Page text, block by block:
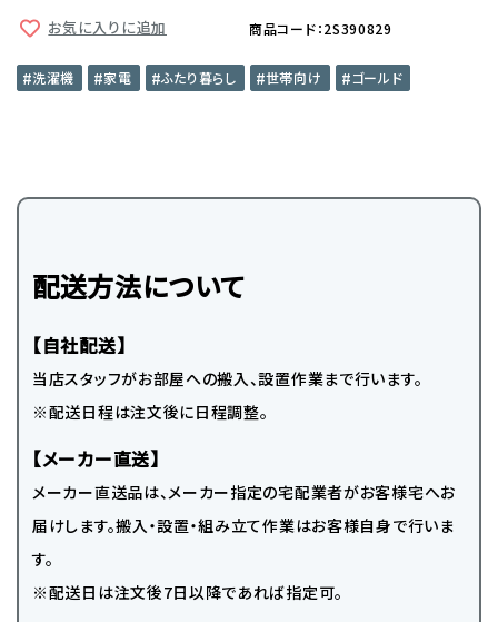
お気に入りに追加 商品コード：2S390829
洗濯機 家電 ふたり暮らし 世帯向け ゴールド
配送方法について
【自社配送】
当店スタッフがお部屋への搬入、設置作業まで行います。
※配送日程は注文後に日程調整。
【メーカー直送】
メーカー直送品は、メーカー指定の宅配業者がお客様宅へお
届けします。搬入・設置・組み立て作業はお客様自身で行いま
す。
※配送日は注文後7日以降であれば指定可。